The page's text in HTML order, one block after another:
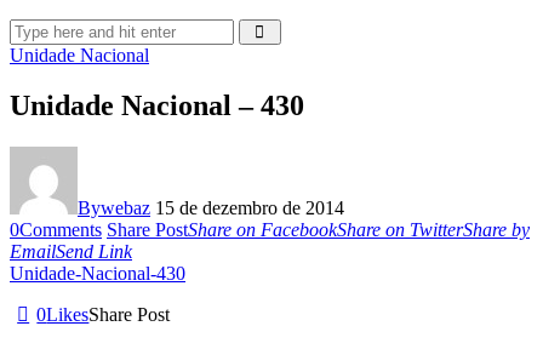
Unidade Nacional
Unidade Nacional – 430
Bywebaz 15 de dezembro de 2014
0Comments Share PostShare on FacebookShare on TwitterShare by
EmailSend Link
Unidade-Nacional-430
0LikesShare Post